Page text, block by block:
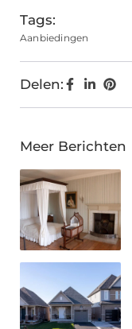
Tags:
Aanbiedingen
Delen:
Meer Berichten